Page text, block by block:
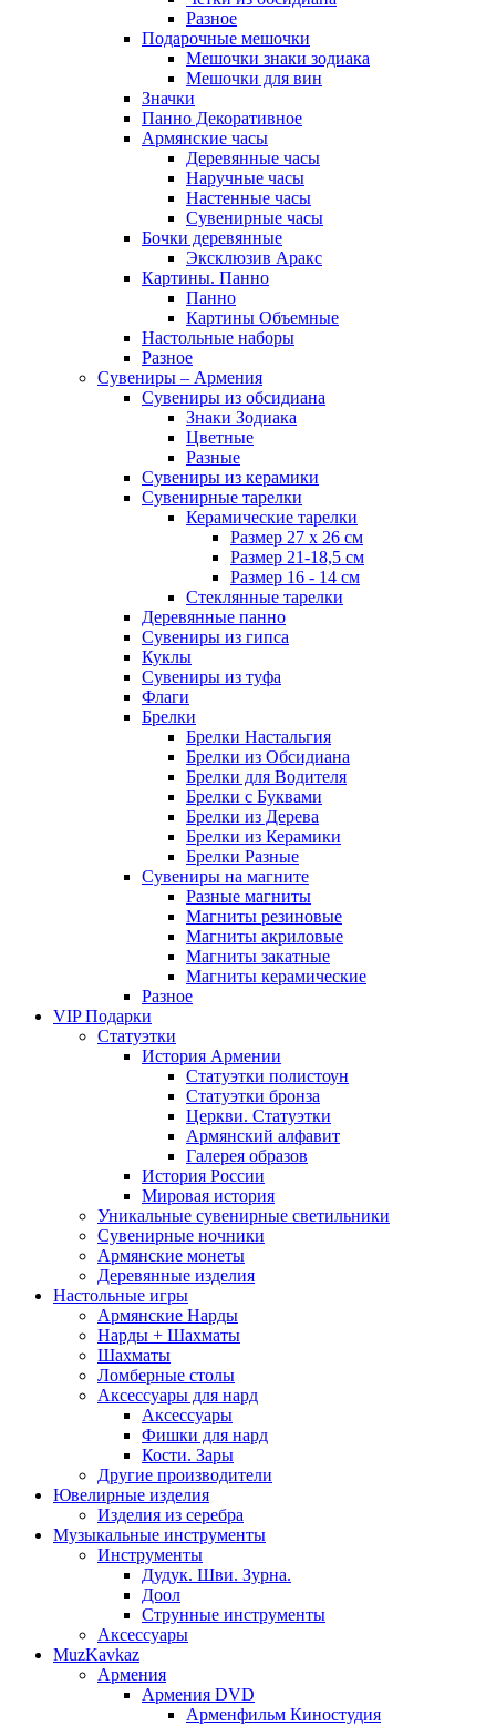
Разное
Подарочные мешочки
Мешочки знаки зодиака
Мешочки для вин
Значки
Панно Декоративное
Армянские часы
Деревянные часы
Наручные часы
Настенные часы
Сувенирные часы
Бочки деревянные
Эксклюзив Аракс
Картины. Панно
Панно
Картины Объемные
Настольные наборы
Разное
Сувениры – Армения
Сувениры из обсидиана
Знаки Зодиака
Цветные
Разные
Сувениры из керамики
Сувенирные тарелки
Керамические тарелки
Размер 27 х 26 см
Размер 21-18,5 см
Размер 16 - 14 см
Стеклянные тарелки
Деревянные панно
Сувениры из гипса
Куклы
Сувениры из туфа
Флаги
Брелки
Брелки Настальгия
Брелки из Обсидиана
Брелки для Водителя
Брелки с Буквами
Брелки из Дерева
Брелки из Керамики
Брелки Разные
Сувениры на магните
Разные магниты
Магниты резиновые
Магниты акриловые
Магниты закатные
Магниты керамические
Разное
VIP Подарки
Статуэтки
История Армении
Статуэтки полистоун
Статуэтки бронза
Церкви. Статуэтки
Армянский алфавит
Галерея образов
История России
Мировая история
Уникальные сувенирные светильники
Сувенирные ночники
Армянские монеты
Деревянные изделия
Настольные игры
Армянские Нарды
Нарды + Шахматы
Шахматы
Ломберные столы
Аксессуары для нард
Аксессуары
Фишки для нард
Кости. Зары
Другие производители
Ювелирные изделия
Изделия из серебра
Музыкальные инструменты
Инструменты
Дудук. Шви. Зурна.
Доол
Струнные инструменты
Аксессуары
MuzKavkaz
Армения
Армения DVD
Арменфильм Киностудия